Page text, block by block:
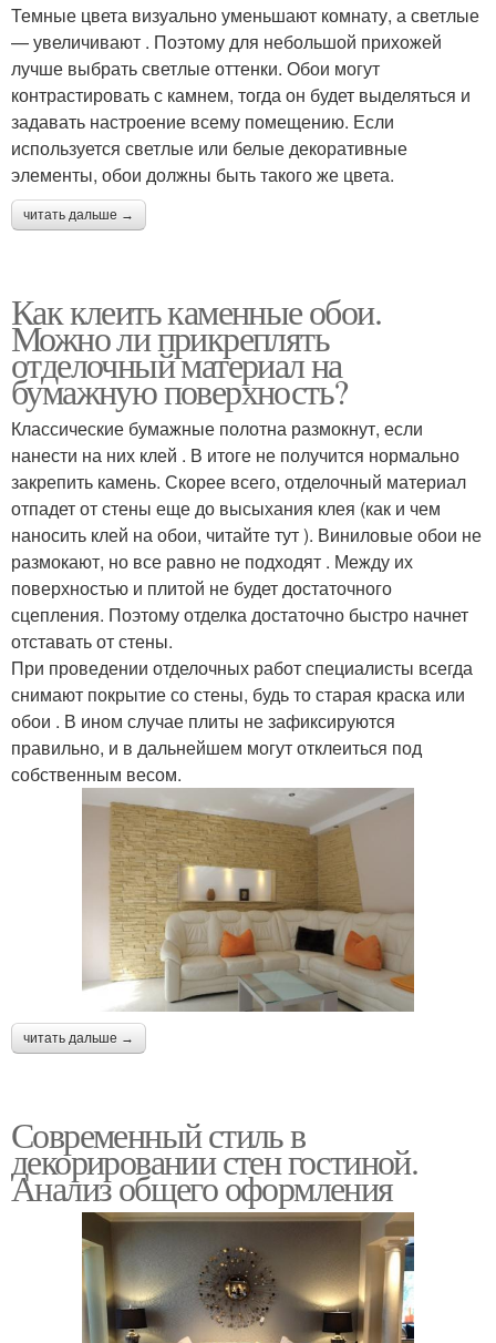
Темные цвета визуально уменьшают комнату, а светлые
— увеличивают . Поэтому для небольшой прихожей
лучше выбрать светлые оттенки. Обои могут
контрастировать с камнем, тогда он будет выделяться и
задавать настроение всему помещению. Если
используется светлые или белые декоративные
элементы, обои должны быть такого же цвета.
читать дальше →
Как клеить каменные обои.
Можно ли прикреплять
отделочный материал на
бумажную поверхность?
Классические бумажные полотна размокнут, если
нанести на них клей . В итоге не получится нормально
закрепить камень. Скорее всего, отделочный материал
отпадет от стены еще до высыхания клея (как и чем
наносить клей на обои, читайте тут ). Виниловые обои не
размокают, но все равно не подходят . Между их
поверхностью и плитой не будет достаточного
сцепления. Поэтому отделка достаточно быстро начнет
отставать от стены.
При проведении отделочных работ специалисты всегда
снимают покрытие со стены, будь то старая краска или
обои . В ином случае плиты не зафиксируются
правильно, и в дальнейшем могут отклеиться под
собственным весом.
читать дальше →
Современный стиль в
декорировании стен гостиной.
Анализ общего оформления